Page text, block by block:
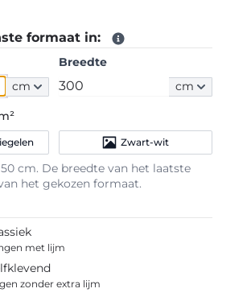
formaat in:
cm
Breedte
cm
Zwart-wit
cm. De breedte van het laatste
het gekozen formaat.
met lijm
zonder extra lijm